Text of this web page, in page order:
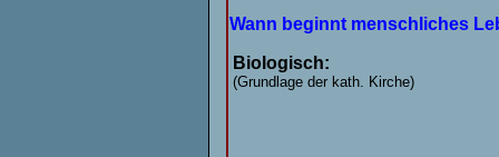
Wann beginnt menschliches
Biologisch:
(Grundlage der kath. Kirche)